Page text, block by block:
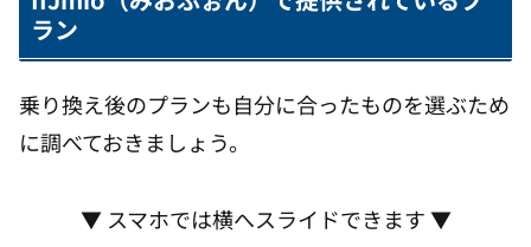
ラン
乗り換え後のプランも自分に合ったものを選ぶため
に調べておきましょう。
▼ スマホでは横へスライドできます ▼